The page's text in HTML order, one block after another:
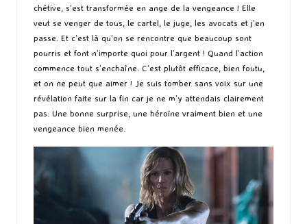
chétive, s’est transformée en ange de la vengeance ! Elle
veut se venger de tous, le cartel, le juge, les avocats et j’en
passe. Et c’est là qu’on se rencontre que beaucoup sont
pourris et font n’importe quoi pour l’argent ! Quand l’action
commence tout s’enchaîne. C’est plutôt efficace, bien foutu,
et on ne peut que aimer ! Je suis tomber sans voix sur une
révélation faite sur la fin car je ne m’y attendais clairement
pas. Une bonne surprise, une héroïne vraiment bien et une
vengeance bien menée.